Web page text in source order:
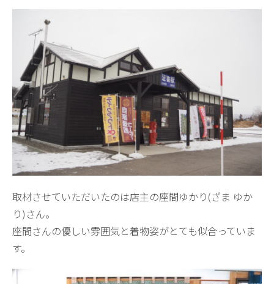
取材させていただいたのは店主の座間ゆかり(ざま ゆか
り)さん。
座間さんの優しい雰囲気と着物姿がとても似合っていま
す。